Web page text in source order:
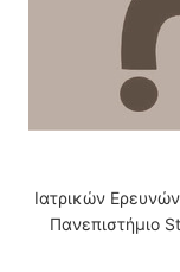
Ιατρικών
Πανεπιστήμιο